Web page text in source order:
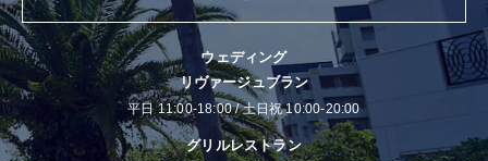
ウェディング
リヴァージュブラン
平日 11:00-18:00 / 土日祝 10:00-20:00
グリルレストラン